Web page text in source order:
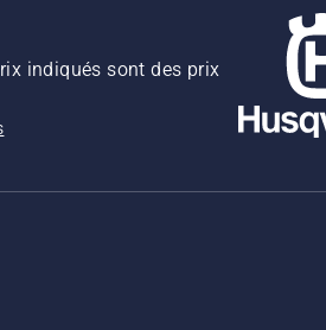
indiqués sont des prix